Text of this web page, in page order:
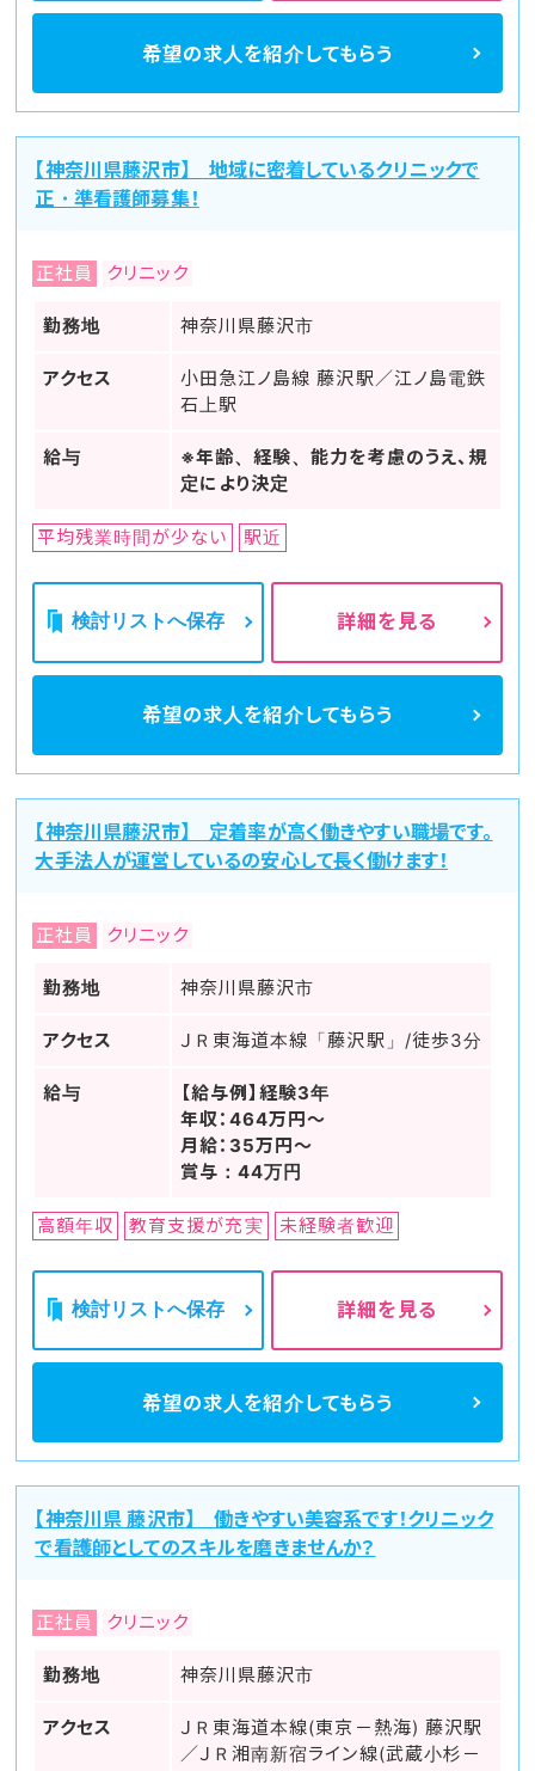
希望の求人を紹介してもらう
【神奈川県藤沢市】 地域に密着しているクリニックで
正・準看護師募集！
正社員 クリニック
勤務地 神奈川県藤沢市
アクセス
小田急江ノ島線 藤沢駅／江ノ島電鉄
石上駅
給与
※年齢、経験、能力を考慮のうえ、規
定により決定
平均残業時間が少ない 駅近
検討リストへ保存 詳細を見る
希望の求人を紹介してもらう
【神奈川県藤沢市】 定着率が高く働きやすい職場です。
大手法人が運営しているの安心して長く働けます！
正社員 クリニック
勤務地 神奈川県藤沢市
アクセス ＪＲ東海道本線「藤沢駅」/徒歩3分
給与
【給与例】経験3年
年収：464万円～
月給：35万円～
賞与：44万円
高額年収 教育支援が充実 未経験者歓迎
検討リストへ保存 詳細を見る
希望の求人を紹介してもらう
【神奈川県 藤沢市】 働きやすい美容系です！クリニック
で看護師としてのスキルを磨きませんか？
正社員 クリニック
勤務地 神奈川県藤沢市
アクセス
ＪＲ東海道本線(東京－熱海) 藤沢駅
／ＪＲ湘南新宿ライン線(武蔵小杉－